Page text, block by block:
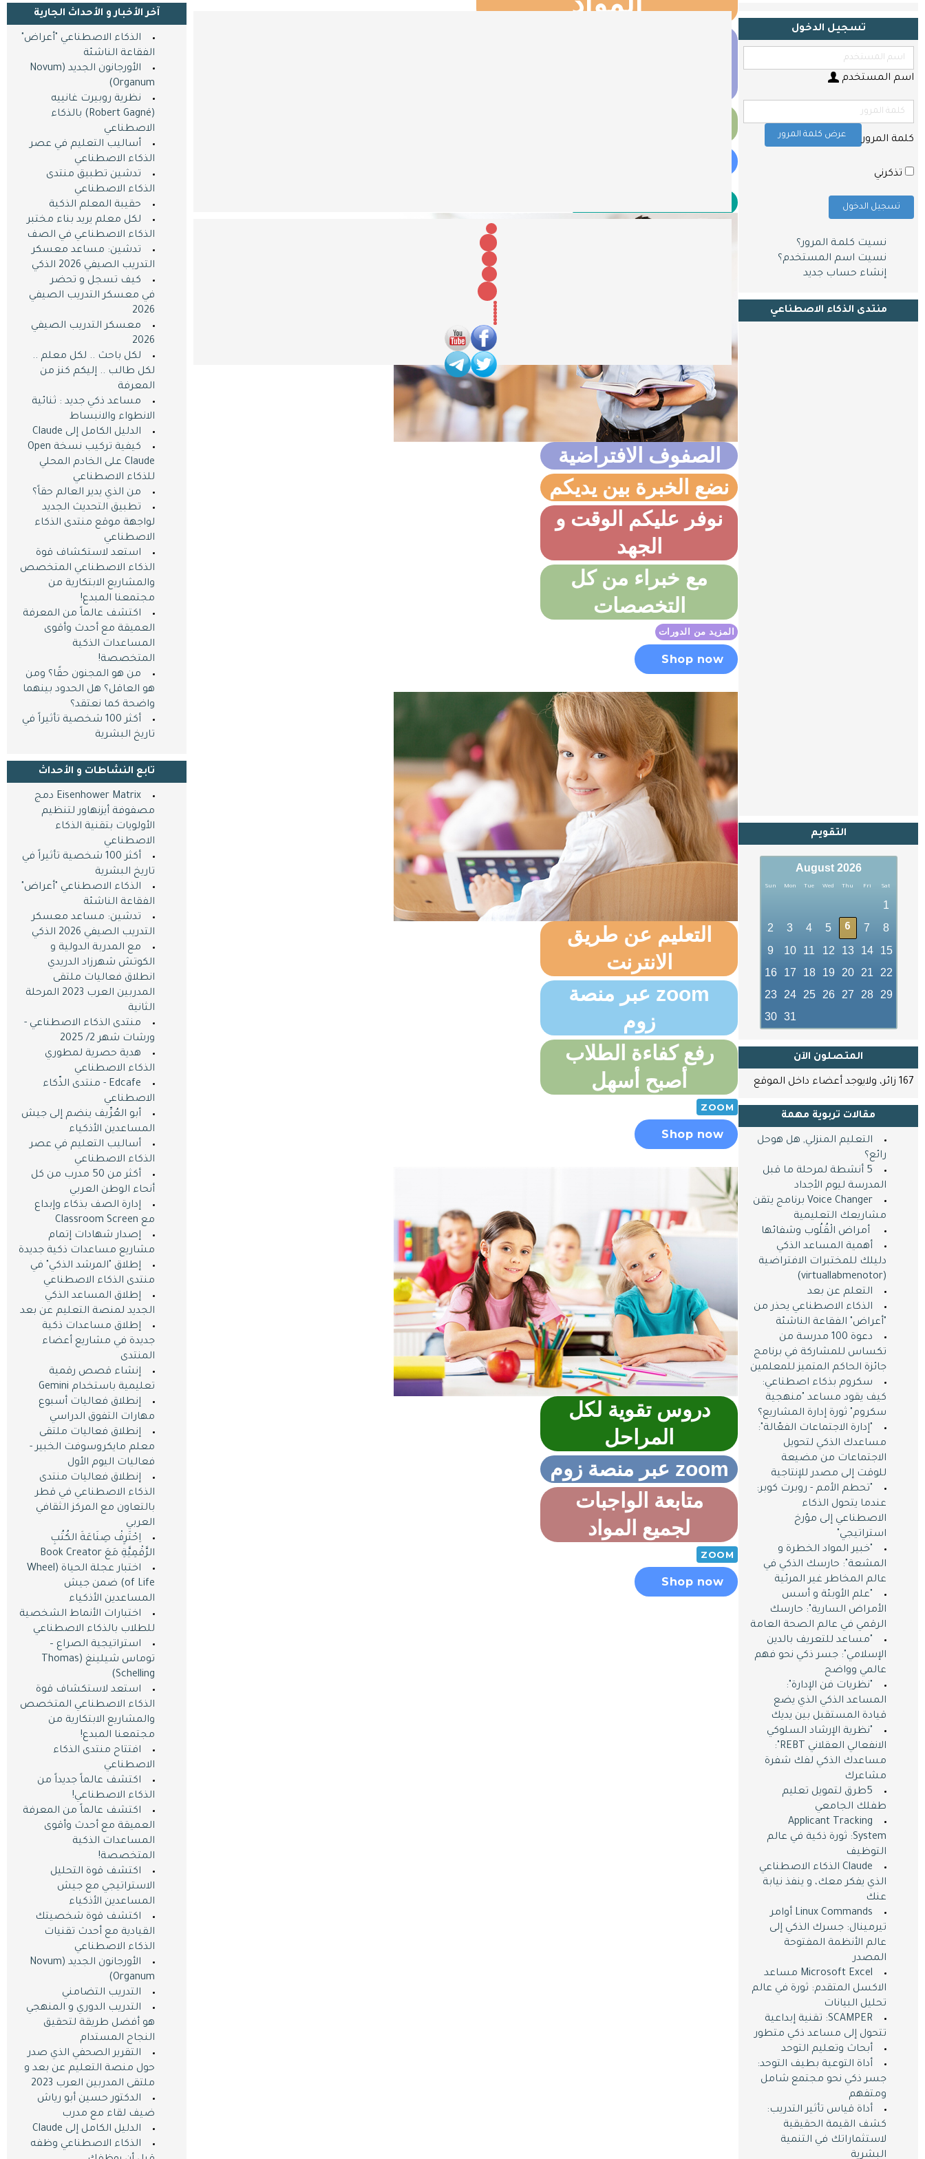
اللغة
اﻷلمانية
الرياضيات
تقنية
المعلومات
مقالات
اتصل
بنا
الصفوف الافتراضية
نضع الخبرة بين يديكم
نوفر عليكم الوقت و
الجهد
مع خبراء من كل
التخصصات
المزيد من الدورات
Shop now
التعليم عن طريق
الانترنت
zoom عبر منصة
زوم
رفع كفاءة الطلاب
أصبح أسهل
ZOOM
Shop now
دروس تقوية لكل
المراحل
zoom عبر منصة زوم
متابعة الواجبات
لجميع المواد
ZOOM
Shop now
تسجيل الدخول
اسم المستخدم
كلمة المرور عرض كلمة المرور
تذكرني
تسجيل الدخول
نسيت كلمـة المرور؟
نسيت اسم المستخدم؟
إنشاء حساب جديد
منتدى الذكاء الاصطناعي
التقويم
August 2026
Sun Mon Tue Wed Thu Fri Sat
1
2
3 4 5 6 7
8
9
10 11 12 13 14
15
16
17 18 19 20 21
22
23
24 25 26 27 28
29
30
31
المتصلون اﻵن
167 زائر، ولايوجد أعضاء داخل الموقع
مقالات تربوية مهمة
التعليم المنزلي, هل هوحل
رائع؟
5 أنشطة لمرحلة ما قبل
المدرسة ليوم الأجداد
Voice Changer برنامج يتقن
مشاريعك التعليمية
​ ​ أمراض الْقُلُوب وشفائها
أهمية المساعد الذكي
دليلك للمختبرات الافتراضية
(virtuallabmenotor)
التعلم عن بعد
الذكاء الاصطناعي يحذر من
"أعراض" الفقاعة الناشئة
دعوة 100 مدرسة من
تكساس للمشاركة في برنامج
جائزة الحاكم المتميز للمعلمين
سكروم بذكاء اصطناعي:
كيف يقود مساعد "منهجية
سكروم" ثورة إدارة المشاريع؟
"إدارة الاجتماعات الفعّالة":
مساعدك الذكي لتحويل
الاجتماعات من مضيعة
للوقت إلى مصدر للإنتاجية
"تحطم الأمم - روبرت كوبر:
عندما يتحول الذكاء
الاصطناعي إلى مؤرخ
استراتيجي"
"خبير المواد الخطرة و
المشعة": حارسك الذكي في
عالم المخاطر غير المرئية
"علم الأوبئة و أسس
الأمراض السارية": حارسك
الرقمي في عالم الصحة العامة
"مساعد للتعريف بالدين
الإسلامي": جسر ذكي نحو فهم
عالمي وواضح
"نظريات فن الإدارة":
المساعد الذكي الذي يضع
قيادة المستقبل بين يديك
"نظرية الإرشاد السلوكي
الانفعالي العقلاني REBT":
مساعدك الذكي لفك شفرة
مشاعرك
5طرق لتمويل تعليم
طفلك الجامعي
Applicant Tracking
System: ثورة ذكية في عالم
التوظيف
Claude الذكاء الاصطناعي
الذي يفكر معك، و ينفذ نيابة
عنك
Linux Commands أوامر
تيرمينال: جسرك الذكي إلى
عالم الأنظمة المفتوحة
المصدر
Microsoft Excel مساعد
الاكسل المتقدم: ثورة في عالم
تحليل البيانات
SCAMPER: تقنية إبداعية
تتحول إلى مساعد ذكي متطور
أبحاث وتعليم التوحد
أداة التوعية بطيف التوحد:
جسر ذكي نحو مجتمع شامل
ومتفهم
أداة قياس تأثير التدريب:
كشف القيمة الحقيقية
لاستثماراتك في التنمية
البشرية
آخر اﻷخبار و اﻷحداث الجارية
الذكاء الاصطناعي "أعراض"
الفقاعة الناشئة
الأورجانون الجديد (Novum
Organum)
نظرية روبيرت غانييه
(Robert Gagné) بالذكاء
الاصطناعي
أساليب التعليم في عصر
الذكاء الاصطناعي
تدشين تطبيق منتدى
الذكاء الاصطناعي
حقيبة المعلم الذكية
لكل معلم يريد بناء مختبر
الذكاء الاصطناعي في الصف
تدشين: مساعد معسكر
التدريب الصيفي 2026 الذكي
كيف تسجل و تحضر
في معسكر التدريب الصيفي
2026
معسكر التدريب الصيفي
2026
لكل باحث .. لكل معلم ..
لكل طالب .. إليكم كنز من
المعرفة
مساعد ذكي جديد : ثنائية
الانطواء والانبساط
الدليل الكامل إلى Claude
كيفية تركيب نسخة Open
Claude على الخادم المحلي
للذكاء الاصطناعي
من الذي يدير العالم حقاً؟
تطبيق التحديث الجديد
لواجهة موقع منتدى الذكاء
الاصطناعي
استعد لاستكشاف قوة
الذكاء الاصطناعي المتخصص
والمشاريع الابتكارية من
مجتمعنا المبدع!
اكتشف عالماً من المعرفة
العميقة مع أحدث وأقوى
المساعدات الذكية
المتخصصة!
من هو المجنون حقًا؟ ومن
هو العاقل؟ هل الحدود بينهما
واضحة كما نعتقد؟
أكثر 100 شخصية تأثيراً في
تاريخ البشرية
تابع النشاطات و اﻷحداث
Eisenhower Matrix دمج
مصفوفة أيزنهاور لتنظيم
الأولويات بتقنية الذكاء
الاصطناعي
أكثر 100 شخصية تأثيراً في
تاريخ البشرية
الذكاء الاصطناعي "أعراض"
الفقاعة الناشئة
تدشين: مساعد معسكر
التدريب الصيفي 2026 الذكي
مع المدربة الدولية و
الكوتش شهرزاد الدريدي
انطلاق فعاليات ملتقى
المدربين العرب 2023 المرحلة
الثانية
منتدى الذكاء الاصطناعي -
ورشات شهر 2/ 2025
هدية حصرية لمطوري
الذكاء الاصطناعي
Edcafe - منتدى الذّكاء
الاصطناعي
أبو العُرِّيف ينضم إلى جيش
المساعدين اﻷذكياء
أساليب التعليم في عصر
الذكاء الاصطناعي
أكثر من 50 مدرب من كل
أنحاء الوطن العربي
إدارة الصف بذكاء وإبداع
مع Classroom Screen
إصدار شهادات إتمام
مشاريع مساعدات ذكية جديدة
إطلاق "المرشد الذكي" في
منتدى الذكاء الاصطناعي
إطلاق المساعد الذكي
الجديد لمنصة التعليم عن بعد
إطلاق مساعدات ذكية
جديدة في مشاريع أعضاء
المنتدى
إنشاء قصص رقمية
تعليمية باستخدام Gemini
إنطلاق فعاليات أسبوع
مهارات التفوق الدراسي
إنطلاق فعاليات ملتقى
معلم مايكروسوفت الخبير -
فعاليات اليوم اﻷول
إنطلاق فعاليات منتدى
الذكاء الاصطناعي في قطر
بالتعاون مع المركز الثقافي
العربي
اِحْتَرِفْ صِنَاعَةَ الكُتُبِ
الرَّقْمِيَّةِ مَعَ Book Creator
اختبار عجلة الحياة (Wheel
of Life) ضمن جيش
المساعدين اﻷذكياء
اختبارات اﻷنماط الشخصية
للطلاب بالذكاء الاصطناعي
استراتيجية الصراع –
توماس شيلينغ (Thomas
Schelling)
استعد لاستكشاف قوة
الذكاء الاصطناعي المتخصص
والمشاريع الابتكارية من
مجتمعنا المبدع!
افتتاح منتدى الذكاء
الاصطناعي
اكتشف عالماً جديداً من
الذكاء الاصطناعي!
اكتشف عالماً من المعرفة
العميقة مع أحدث وأقوى
المساعدات الذكية
المتخصصة!
اكتشف قوة التحليل
الاستراتيجي مع جيش
المساعدين الأذكياء
اكتشف قوة شخصيتك
القيادية مع أحدث تقنيات
الذكاء الاصطناعي
الأورجانون الجديد (Novum
Organum)
التدريب التضامني
التدريب الدوري و المنهجي
هو أفضل طريقة لتحقيق
النجاح المستدام
التقرير الصحفي الذي صدر
حول منصة التعليم عن بعد و
ملتقى المدربين العرب 2023
الدكتور حسين أبو رياش
ضيف لقاء مع مدرب
الدليل الكامل إلى Claude
الذكاء الاصطناعي وظفه